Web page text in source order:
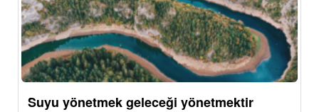
Suyu yönetmek geleceği yönetmektir